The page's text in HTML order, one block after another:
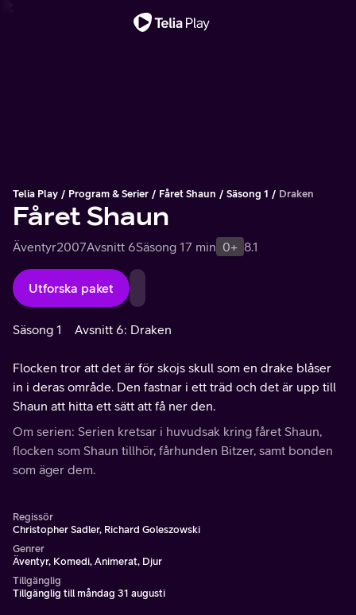
Telia Play Program & Serier Fåret Shaun Säsong 1 Draken
Fåret Shaun
Äventyr2007Avsnitt 6Säsong 17 min 0+ 8.1
Utforska paket
Säsong 1 Avsnitt 6: Draken
Flocken tror att det är för skojs skull som en drake blåser
in i deras område. Den fastnar i ett träd och det är upp till
Shaun att hitta ett sätt att få ner den.
Om serien: Serien kretsar i huvudsak kring fåret Shaun,
flocken som Shaun tillhör, fårhunden Bitzer, samt bonden
som äger dem.
Regissör
Christopher Sadler, Richard Goleszowski
Genrer
Äventyr, Komedi, Animerat, Djur
Tillgänglig
Tillgänglig till måndag 31 augusti